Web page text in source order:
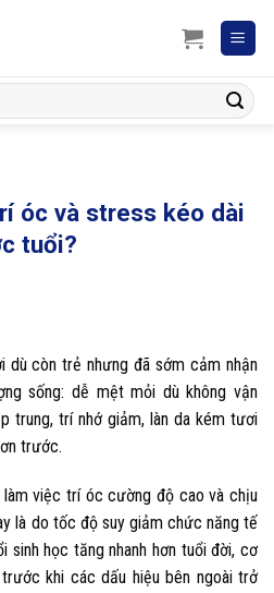
óc và stress kéo dài
tuổi?
dù còn trẻ nhưng đã sớm cảm nhận
sống: dễ mệt mỏi dù không vận
trung, trí nhớ giảm, làn da kém tươi
trước.
làm việc trí óc cường độ cao và chịu
là do tốc độ suy giảm chức năng tế
sinh học tăng nhanh hơn tuổi đời, cơ
khi các dấu hiệu bên ngoài trở